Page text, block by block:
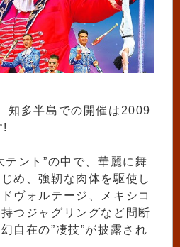
知多半島での開催は2009
!
テント”の中で、華麗に舞
め、強靭な肉体を駆使し
ヴォルテージ、メキシコ
つジャグリングなど間断
自在の”凄技”が披露され